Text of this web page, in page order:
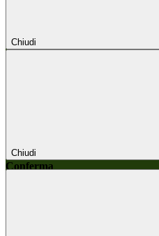
Chiudi
Chiudi
Conferma